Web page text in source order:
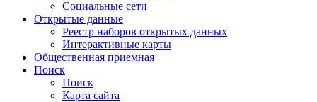
Социальные сети
Открытые данные
Реестр наборов открытых данных
Интерактивные карты
Общественная приемная
Поиск
Поиск
Карта сайта